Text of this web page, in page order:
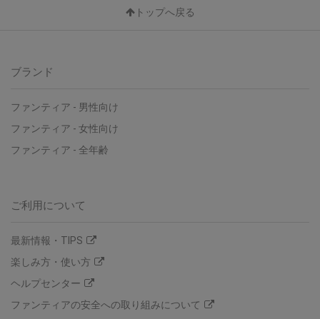
トップへ戻る
ブランド
ファンティア - 男性向け
ファンティア - 女性向け
ファンティア - 全年齢
ご利用について
最新情報・TIPS
楽しみ方・使い方
ヘルプセンター
ファンティアの安全への取り組みについて